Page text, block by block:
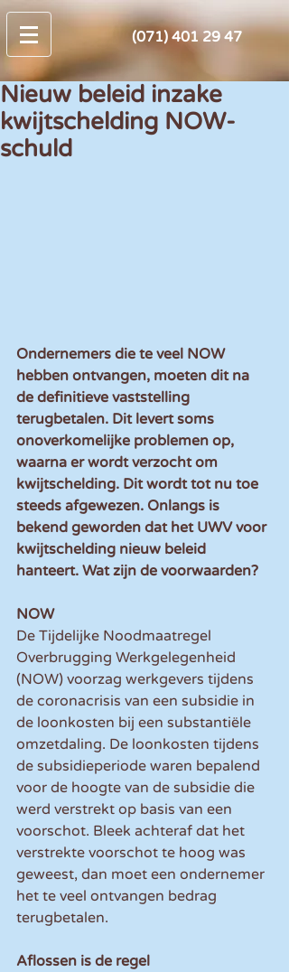
(071) 401 29 47
Nieuw beleid inzake
kwijtschelding NOW-
schuld
Ondernemers die te veel NOW
hebben ontvangen, moeten dit na
de definitieve vaststelling
terugbetalen. Dit levert soms
onoverkomelijke problemen op,
waarna er wordt verzocht om
kwijtschelding. Dit wordt tot nu toe
steeds afgewezen. Onlangs is
bekend geworden dat het UWV voor
kwijtschelding nieuw beleid
hanteert. Wat zijn de voorwaarden?
NOW
De Tijdelijke Noodmaatregel
Overbrugging Werkgelegenheid
(NOW) voorzag werkgevers tijdens
de coronacrisis van een subsidie in
de loonkosten bij een substantiële
omzetdaling. De loonkosten tijdens
de subsidieperiode waren bepalend
voor de hoogte van de subsidie die
werd verstrekt op basis van een
voorschot. Bleek achteraf dat het
verstrekte voorschot te hoog was
geweest, dan moet een ondernemer
het te veel ontvangen bedrag
terugbetalen.
Aflossen is de regel